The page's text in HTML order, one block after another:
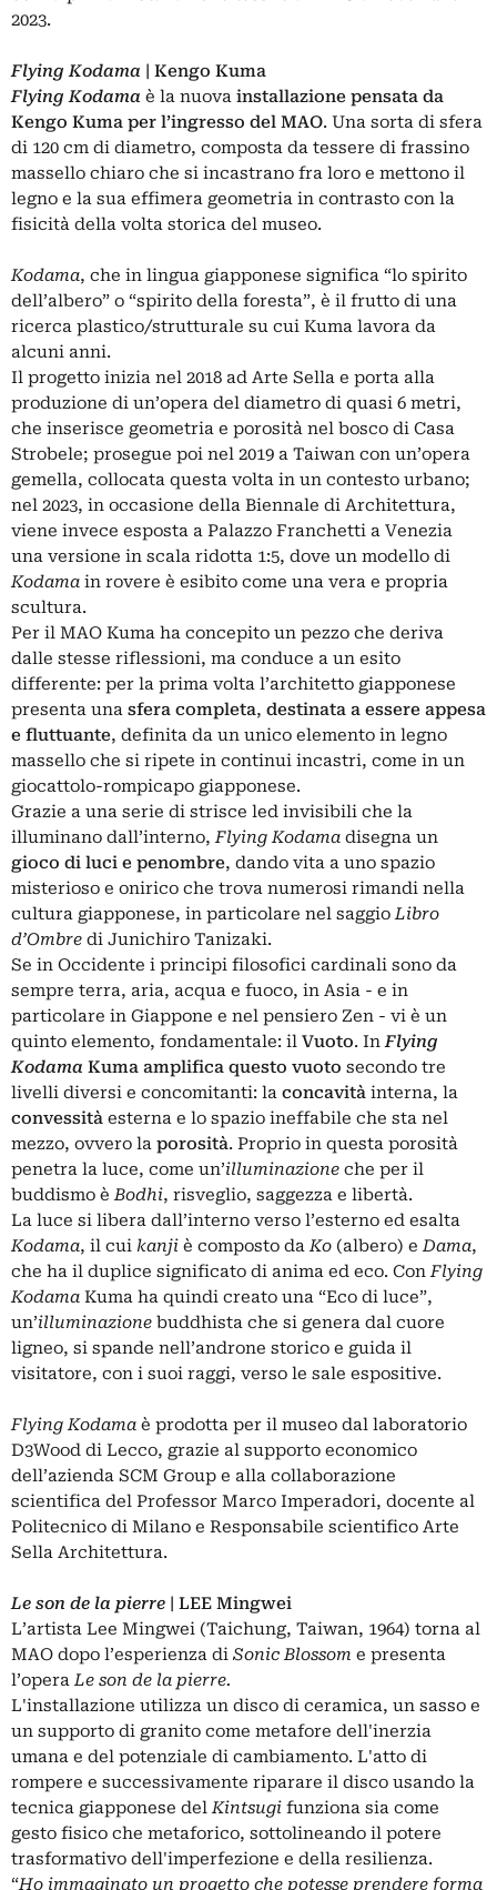
2023.
Flying Kodama | Kengo Kuma
Flying Kodama è la nuova installazione pensata da
Kengo Kuma per l’ingresso del MAO. Una sorta di sfera
di 120 cm di diametro, composta da tessere di frassino
massello chiaro che si incastrano fra loro e mettono il
legno e la sua effimera geometria in contrasto con la
fisicità della volta storica del museo.
Kodama, che in lingua giapponese significa “lo spirito
dell’albero” o “spirito della foresta”, è il frutto di una
ricerca plastico/strutturale su cui Kuma lavora da
alcuni anni.
Il progetto inizia nel 2018 ad Arte Sella e porta alla
produzione di un’opera del diametro di quasi 6 metri,
che inserisce geometria e porosità nel bosco di Casa
Strobele; prosegue poi nel 2019 a Taiwan con un’opera
gemella, collocata questa volta in un contesto urbano;
nel 2023, in occasione della Biennale di Architettura,
viene invece esposta a Palazzo Franchetti a Venezia
una versione in scala ridotta 1:5, dove un modello di
Kodama in rovere è esibito come una vera e propria
scultura.
Per il MAO Kuma ha concepito un pezzo che deriva
dalle stesse riflessioni, ma conduce a un esito
differente: per la prima volta l’architetto giapponese
presenta una sfera completa, destinata a essere appesa
e fluttuante, definita da un unico elemento in legno
massello che si ripete in continui incastri, come in un
giocattolo-rompicapo giapponese.
Grazie a una serie di strisce led invisibili che la
illuminano dall’interno,Flying Kodama disegna un
gioco di luci e penombre, dando vita a uno spazio
misterioso e onirico che trova numerosi rimandi nella
cultura giapponese, in particolare nel saggioLibro
d’Ombre di Junichiro Tanizaki.
Se in Occidente i principi filosofici cardinali sono da
sempre terra, aria, acqua e fuoco, in Asia - e in
particolare in Giappone e nel pensiero Zen - vi è un
quinto elemento, fondamentale: il Vuoto. InFlying
Kodama Kuma amplifica questo vuoto secondo tre
livelli diversi e concomitanti: la concavità interna, la
convessità esterna e lo spazio ineffabile che sta nel
mezzo, ovvero la porosità. Proprio in questa porosità
penetra la luce, come un’illuminazione che per il
buddismo èBodhi, risveglio, saggezza e libertà.
La luce si libera dall’interno verso l’esterno ed esalta
Kodama, il cui kanji è composto daKo (albero) eDama,
che ha il duplice significato di anima ed eco. ConFlying
Kodama Kuma ha quindi creato una “Eco di luce”,
un’illuminazione buddhista che si genera dal cuore
ligneo, si spande nell’androne storico e guida il
visitatore, con i suoi raggi, verso le sale espositive.
Flying Kodama è prodotta per il museo dal laboratorio
D3Wood di Lecco, grazie al supporto economico
dell’azienda SCM Group e alla collaborazione
scientifica del Professor Marco Imperadori, docente al
Politecnico di Milano e Responsabile scientifico Arte
Sella Architettura.
Le son de la pierre | LEE Mingwei
L’artista Lee Mingwei (Taichung, Taiwan, 1964) torna al
MAO dopo l’esperienza di Sonic Blossom e presenta
l’operaLe son de la pierre.
L'installazione utilizza un disco di ceramica, un sasso e
un supporto di granito come metafore dell'inerzia
umana e del potenziale di cambiamento. L'atto di
rompere e successivamente riparare il disco usando la
tecnica giapponese delKintsugi funziona sia come
gesto fisico che metaforico, sottolineando il potere
trasformativo dell'imperfezione e della resilienza.
“Ho immaginato un progetto che potesse prendere forma